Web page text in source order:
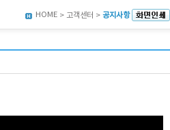
HOME > 고객센터 > 공지사항